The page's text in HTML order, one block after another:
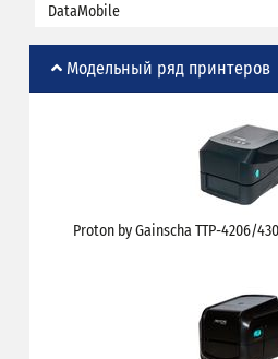
DataMobile
Модельный ряд принтеров
Proton by Gainscha TTP-4206/